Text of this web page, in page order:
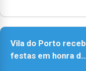
ecossistema
e
a
fiscalização
de Vila do Porto
Vila do Porto
festas em honra de